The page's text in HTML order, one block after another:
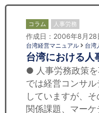
コラム 人事労務
作成日：2006年8月28
台湾経営マニュアル 台湾
台湾における人
● 人事労務政策
では経営コンサ
していますが、
関係課題、マー